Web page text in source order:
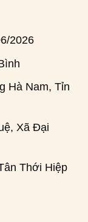
2026
Hà Nam, Tỉnh
Xã Đại
Thới Hiệp